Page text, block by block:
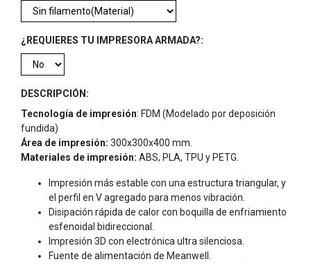
¿REQUIERES TU IMPRESORA ARMADA?:
DESCRIPCIÓN:
Tecnología de impresión: FDM (Modelado por deposición
fundida)
Área de impresión: 300x300x400 mm.
Materiales de impresión: ABS, PLA, TPU y PETG.
Impresión más estable con una estructura triangular, y
el perfil en V agregado para menos vibración.
Disipación rápida de calor con boquilla de enfriamiento
esfenoidal bidireccional.
Impresión 3D con electrónica ultra silenciosa.
Fuente de alimentación de Meanwell.